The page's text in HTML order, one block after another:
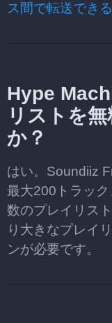
ス間で転送でき
Hype
リストを
か？
はい。Soundiiz
最大200トラッ
数のプレイリス
り大きなプレイ
ンが必要です。